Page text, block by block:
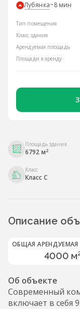
Лубянка~8 мин
Тип помещения
Класс здания
Арендуемая площадь
Площади в аренду
Площадь здания
6792 м2
Класс
Класс С
Описание
ОБЩАЯ
4000
Об объекте
Современный
включает в себя